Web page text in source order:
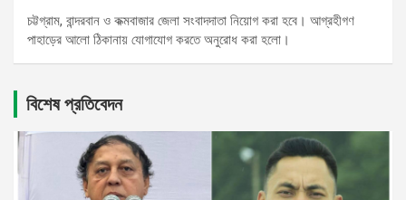
চট্টগ্রাম, বান্দরবান ও কক্মবাজার জেলা সংবাদদাতা নিয়োগ করা হবে। আগ্রহীগণ
পাহাড়ের আলো ঠিকানায় যোগাযোগ করতে অনুরোধ করা হলো।
বিশেষ প্রতিবেদন